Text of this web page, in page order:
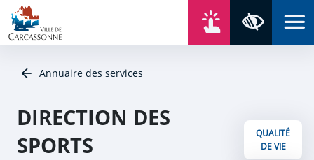
Aller au contenu
Aller au menu
Aller au plan du site
Aller à la recherche
Annuaire des services
DIRECTION DES
SPORTS
QUALITÉ
DE VIE
Panneau de gestion des cookies